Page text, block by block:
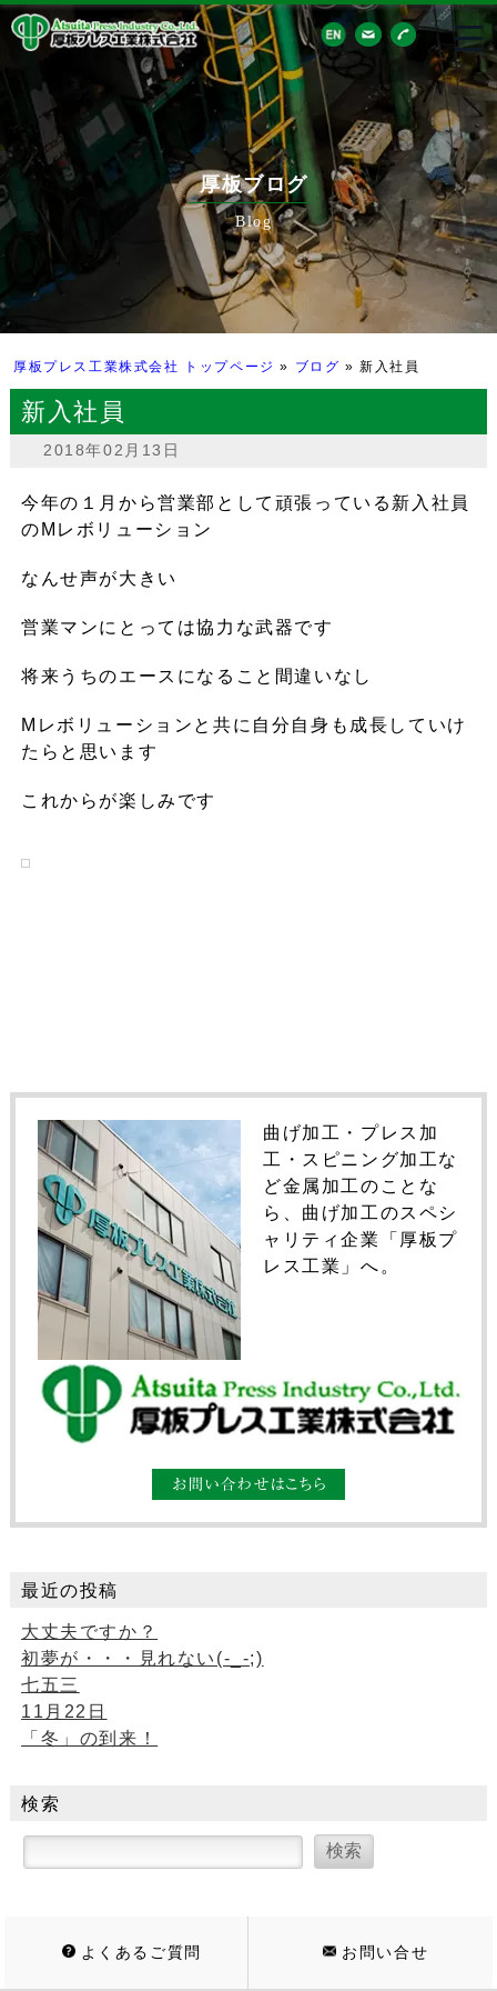
厚板ブログ
Blog
厚板プレス工業株式会社 トップページ » ブログ »新入社員
新入社員
2018年02月13日
今年の１月から営業部として頑張っている新入社員
のMレボリューション
なんせ声が大きい
営業マンにとっては協力な武器です
将来うちのエースになること間違いなし
Mレボリューションと共に自分自身も成長していけ
たらと思います
これからが楽しみです
曲げ加工・プレス加
工・スピニング加工な
ど金属加工のことな
ら、曲げ加工のスペシ
ャリティ企業「厚板プ
レス工業」へ。
最近の投稿
大丈夫ですか？
初夢が・・・見れない(-_-;)
七五三
11月22日
「冬」の到来！
検索
よくあるご質問 お問い合せ